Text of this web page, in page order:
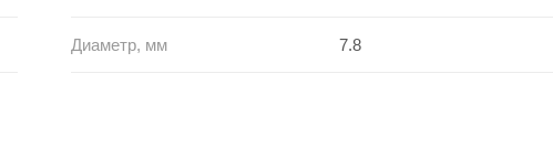
Диаметр, мм 7.8